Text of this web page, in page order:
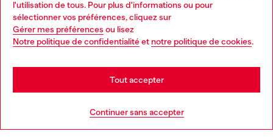
l'utilisation de tous. Pour plus d'informations ou pour
sélectionner vos préférences, cliquez sur
Gérer mes préférences ou lisez
Notre politique de confidentialitéet notre politique de cookies.
Continuer sans accepter
Tout accepter
En savoir plus
Choose your location
You are currently browsing France website, but it seems you
may be based in United States